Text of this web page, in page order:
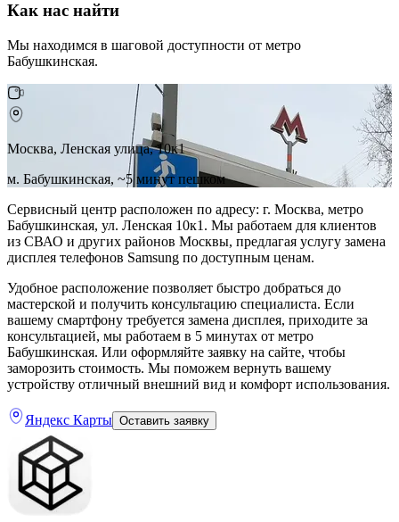
Как нас найти
Мы находимся в шаговой доступности от метро
Бабушкинская.
Москва, Ленская улица, 10к1
м. Бабушкинская, ~5 минут пешком
Сервисный центр расположен по адресу: г. Москва, метро
Бабушкинская, ул. Ленская 10к1. Мы работаем для клиентов
из СВАО и других районов Москвы, предлагая услугу замена
дисплея телефонов Samsung по доступным ценам.
Удобное расположение позволяет быстро добраться до
мастерской и получить консультацию специалиста. Если
вашему смартфону требуется замена дисплея, приходите за
консультацией, мы работаем в 5 минутах от метро
Бабушкинская. Или оформляйте заявку на сайте, чтобы
заморозить стоимость. Мы поможем вернуть вашему
устройству отличный внешний вид и комфорт использования.
Яндекс Карты Оставить заявку